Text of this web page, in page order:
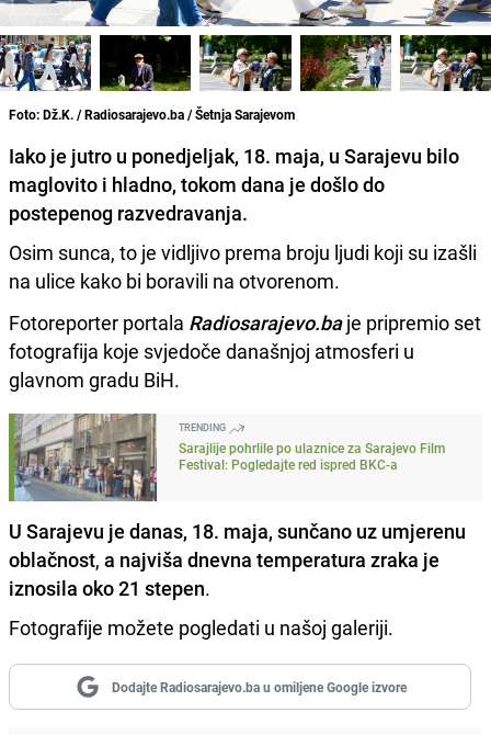
Foto: Dž.K. / Radiosarajevo.ba / Šetnja Sarajevom
Iako je jutro u ponedjeljak, 18. maja, u Sarajevu bilo
maglovito i hladno, tokom dana je došlo do
postepenog razvedravanja.
Osim sunca, to je vidljivo prema broju ljudi koji su izašli
na ulice kako bi boravili na otvorenom.
Fotoreporter portala Radiosarajevo.baje pripremio set
fotografija koje svjedoče današnjoj atmosferi u
glavnom gradu BiH.
TRENDING
Sarajlije pohrlile po ulaznice za Sarajevo Film
Festival: Pogledajte red ispred BKC-a
U Sarajevu je danas, 18. maja, sunčano uz umjerenu
oblačnost, a najviša dnevna temperatura zraka je
iznosila oko 21 stepen.
Fotografije možete pogledati u našoj galeriji.
Dodajte Radiosarajevo.ba u omiljene Google izvore